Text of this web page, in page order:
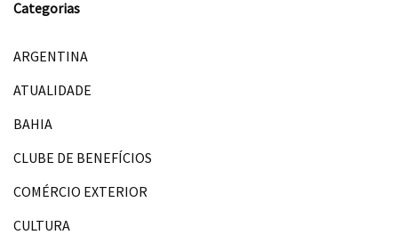
Categorias
ARGENTINA
ATUALIDADE
BAHIA
CLUBE DE BENEFÍCIOS
COMÉRCIO EXTERIOR
CULTURA